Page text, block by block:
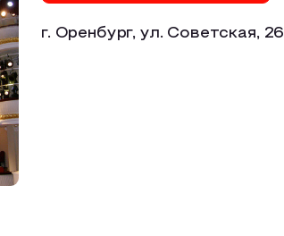
г. Оренбург, ул. Советская, 26